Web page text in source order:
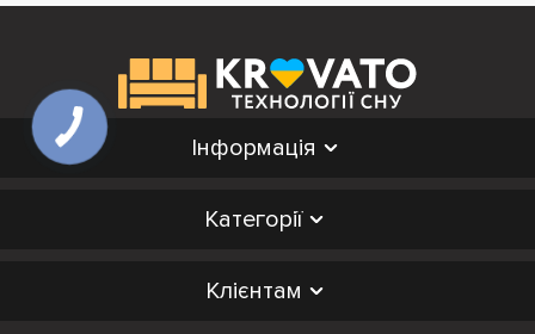
Інформація
Категорії
Клієнтам